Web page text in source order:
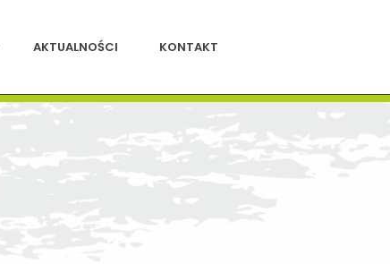
AKTUALNOŚCI KONTAKT